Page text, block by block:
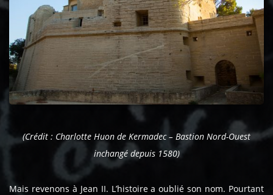
(Crédit : Charlotte Huon de Kermadec – Bastion Nord-Ouest
inchangé depuis 1580)
Mais revenons à Jean II. L’histoire a oublié son nom. Pourtant